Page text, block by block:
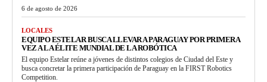
6 de agosto de 2026
LOCALES
EQUIPO ESTELAR BUSCA LLEVAR A PARAGUAY POR PRIMERA
VEZ A LA ÉLITE MUNDIAL DE LA ROBÓTICA
El equipo Estelar reúne a jóvenes de distintos colegios de Ciudad del Este y
busca concretar la primera participación de Paraguay en la FIRST Robotics
Competition.